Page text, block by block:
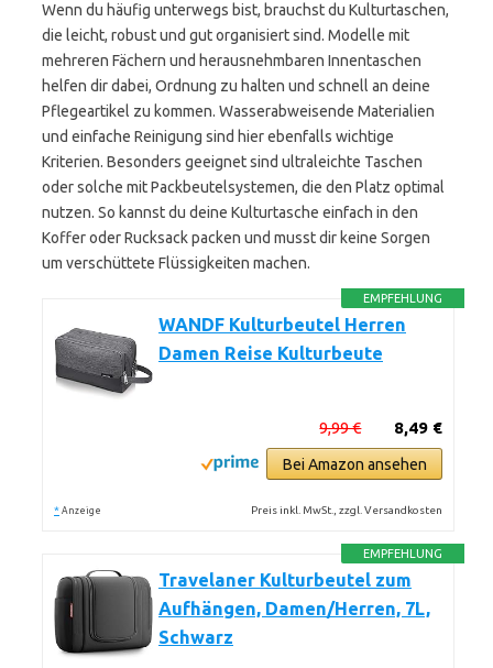
Wenn du häufig unterwegs bist, brauchst du Kulturtaschen,
die leicht, robust und gut organisiert sind. Modelle mit
mehreren Fächern und herausnehmbaren Innentaschen
helfen dir dabei, Ordnung zu halten und schnell an deine
Pflegeartikel zu kommen. Wasserabweisende Materialien
und einfache Reinigung sind hier ebenfalls wichtige
Kriterien. Besonders geeignet sind ultraleichte Taschen
oder solche mit Packbeutelsystemen, die den Platz optimal
nutzen. So kannst du deine Kulturtasche einfach in den
Koffer oder Rucksack packen und musst dir keine Sorgen
um verschüttete Flüssigkeiten machen.
EMPFEHLUNG
WANDF Kulturbeutel Herren
Damen Reise Kulturbeute
8,49 €
9,99 €
Bei Amazon ansehen
* Anzeige Preis inkl. MwSt., zzgl. Versandkosten
EMPFEHLUNG
Travelaner Kulturbeutel zum
Aufhängen, Damen/Herren, 7L,
Schwarz